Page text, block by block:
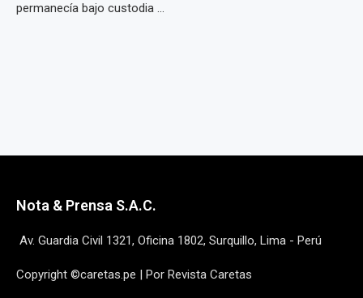
permanecía bajo custodia ...
Nota & Prensa S.A.C.
Av. Guardia Civil 1321, Oficina 1802, Surquillo, Lima - Perú
Copyright ©caretas.pe | Por Revista Caretas